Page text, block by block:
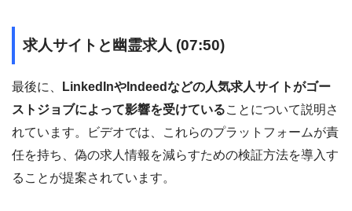
求人サイトと幽霊求人 (07:50)
最後に、
LinkedInやIndeedなどの人気求人サイトがゴー
ストジョブによって影響を受けていることについて説明さ
れています。ビデオでは、これらのプラットフォームが責
任を持ち、偽の求人情報を減らすための検証方法を導入す
ることが提案されています。